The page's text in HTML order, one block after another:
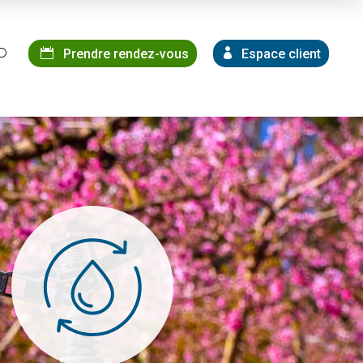
Prendre rendez-vous Espace client